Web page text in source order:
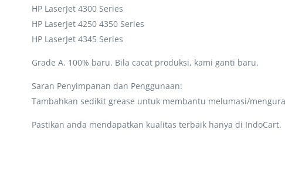
HP LaserJet 4300 Series
HP LaserJet 4250 4350 Series
HP LaserJet 4345 Series
Grade A. 100% baru. Bila cacat produksi, kami ganti baru.
Saran Penyimpanan dan Penggunaan:
Tambahkan sedikit grease untuk membantu melumasi/
Pastikan anda mendapatkan kualitas terbaik hanya di IndoCart.